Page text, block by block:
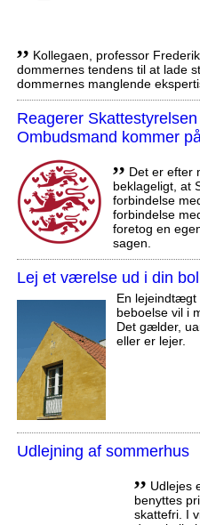
,, Kollegaen, professor
dommernes tendens til at lade
dommernes manglende
Reagerer
Ombudsmand kommer
,, Det er efter
beklageligt, at
forbindelse
forbindelse
foretog en
sagen.
Lej et værelse ud i din
En lejeindtægt
beboelse vil i
Det gælder,
eller er lejer.
Udlejning af sommerhus
,, Udlejes
benyttes
skattefri. I